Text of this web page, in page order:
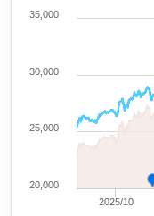
2025/10
20,000
25,000
30,000
35,000